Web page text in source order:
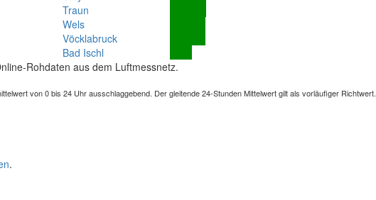
Traun
Wels
Vöcklabruck
Bad Ischl
Rohdaten aus dem Luftmessnetz.
von 0 bis 24 Uhr ausschlaggebend. Der gleitende 24-Stunden Mittelwert gilt als vorläufiger Richtwert.
.